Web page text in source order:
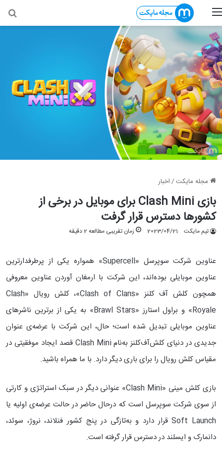
منو
مجله مایکت /اخبار
بازی Clash Mini برای موبایل در برخی از
کشور‌ها دسترس قرار گرفت
تیم مایکت 2023/04/21 زمان تقریبی مطالعه 2 دقیقه
عناوین شرکت سوپرسل «Supercell» همواره یکی از پرطرفدارترین
عناوین موبایلی بوده‌اند، این شرکت با ارمغان آوردن عناوین معروفی
همچون کلش آف کلنز «Clash of Clans»، کلش رویال «Clash
Royale» و براول استارز «Brawl Stars» به یکی از برترین ناشرهای
عناوین موبایلی تبدیل شده است؛ حال، این شرکت با عرضه‌ی عنوان
جدیدی در دنیای کلش‌آف‌کلنز به‌نام Clash Mini قصد ایجاد موفقیتی در
مقیاس کلش رویال را برای باری دیگر دارد. با ما همراه باشید.
بازی کلش مینی‌ «Clash Mini» عنوانی دیگر در سبک استراتژی و کارتی
از سوی شرکت سوپرسل است که درحال حاضر در حالت عرضه‌ی اولیه یا
Soft Launch قرار دارد و به‌تازگی در پنج کشور فنلاند، نروژ، سوئد،
دانمارک و ایسلند در دسترس قرار گرفته است.